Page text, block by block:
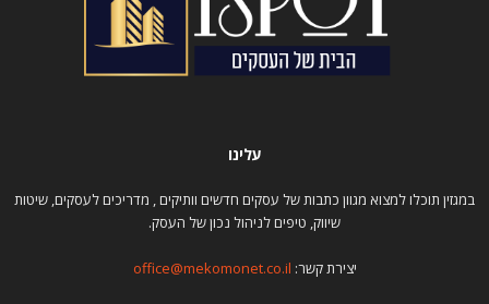
עלינו
במגזין תוכלו למצוא מגוון כתבות של עסקים חדשים וותיקים , מדריכים לעסקים, שיטות
שיווק, טיפים לניהול נכון של העסק.
יצירת קשר: office@mekomonet.co.il